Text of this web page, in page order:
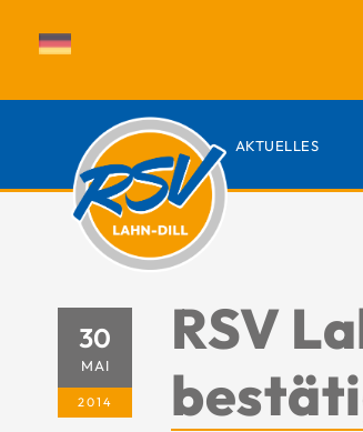
AKTUELLES
30
MAI
2014
RSV